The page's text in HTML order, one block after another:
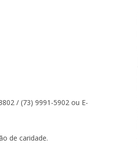
/ (73) 9991-5902 ou E-
de caridade.